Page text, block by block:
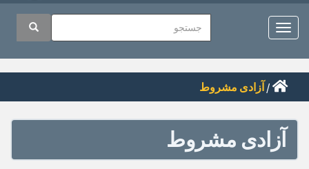
جستجو
ناوبری
اصلی
تغییر
/ آزادی مشروط
آزادی مشروط